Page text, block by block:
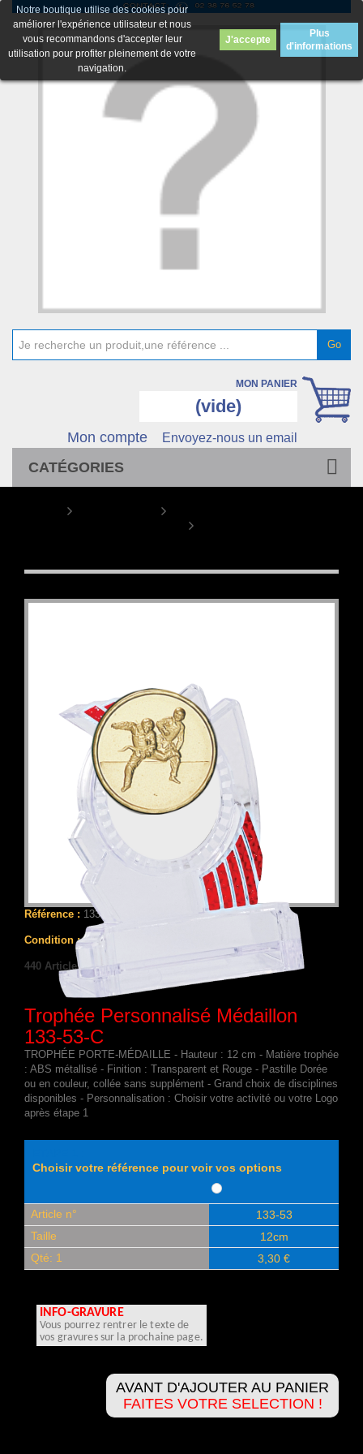
Go
MON PANIER
(vide)
Mon compte Envoyez-nous un email
CATÉGORIES
Notre boutique utilise des cookies pour
améliorer l'expérience utilisateur et nous
vous recommandons d'accepter leur
utilisation pour profiter pleinement de votre
navigation.
J'accepte
Plus
d'informations
Référence : 133-53
Condition : Nouveau produit
440 Articles
Trophée Personnalisé Médaillon
133-53-C
TROPHÉE PORTE-MÉDAILLE - Hauteur : 12 cm - Matière trophée
: ABS métallisé - Finition : Transparent et Rouge - Pastille Dorée
ou en couleur, collée sans supplément - Grand choix de disciplines
disponibles - Personnalisation : Choisir votre activité ou votre Logo
après étape 1
Choisir votre référence pour voir vos options
Article n°
133-53
Taille
12cm
Qté: 1
3,30 €
INFO-GRAVURE
Vous pourrez rentrer le texte de
vos gravures sur la prochaine page.
AVANT D'AJOUTER AU PANIER
FAITES VOTRE SELECTION !